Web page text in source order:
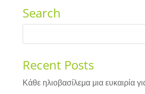
Search
Recent Posts
Κάθε ηλιοβασίλεμα μια ευκαιρία